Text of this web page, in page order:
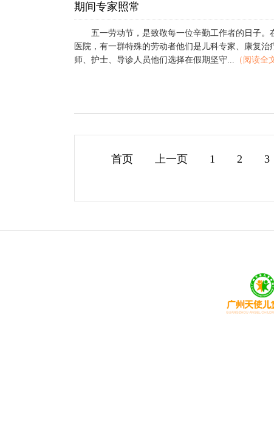
期间专家照常
五一劳动节，是致敬每一位辛勤工作者的日子。
医院，有一群特殊的劳动者他们是儿科专家、康复治
师、护士、导诊人员他们选择在假期坚守... （阅读全
首页 上一页 1 2 3